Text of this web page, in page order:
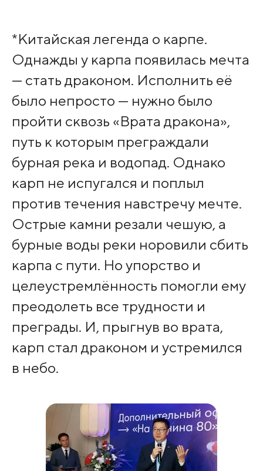
*Китайская легенда о карпе.
Однажды у карпа появилась мечта
— стать драконом. Исполнить её
было непросто — нужно было
пройти сквозь «Врата дракона»,
путь к которым преграждали
бурная река и водопад. Однако
карп не испугался и поплыл
против течения навстречу мечте.
Острые камни резали чешую, а
бурные воды реки норовили сбить
карпа с пути. Но упорство и
целеустремлённость помогли ему
преодолеть все трудности и
преграды. И, прыгнув во врата,
карп стал драконом и устремился
в небо.